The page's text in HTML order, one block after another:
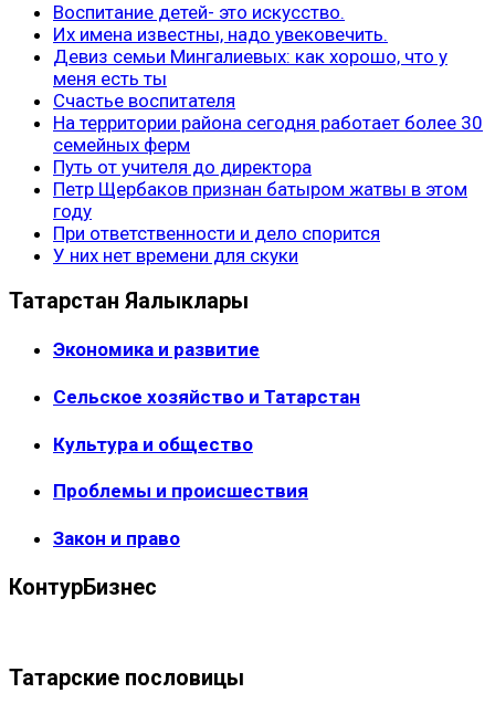
Воспитание детей- это искусство.
Их имена известны, надо увековечить.
Девиз семьи Мингалиевых: как хорошо, что у
меня есть ты
Счастье воспитателя
На территории района сегодня работает более 30
семейных ферм
Путь от учителя до директора
Петр Щербаков признан батыром жатвы в этом
году
При ответственности и дело спорится
У них нет времени для скуки
Татарстан Яңалыклары
Экономика и развитие
Сельское хозяйство и Татарстан
Культура и общество
Проблемы и происшествия
Закон и право
КонтурБизнес
Татарские пословицы